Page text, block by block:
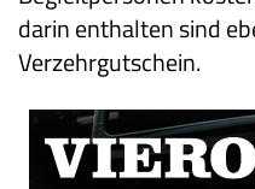
darin enthalten sind
Verzehrgutschein.